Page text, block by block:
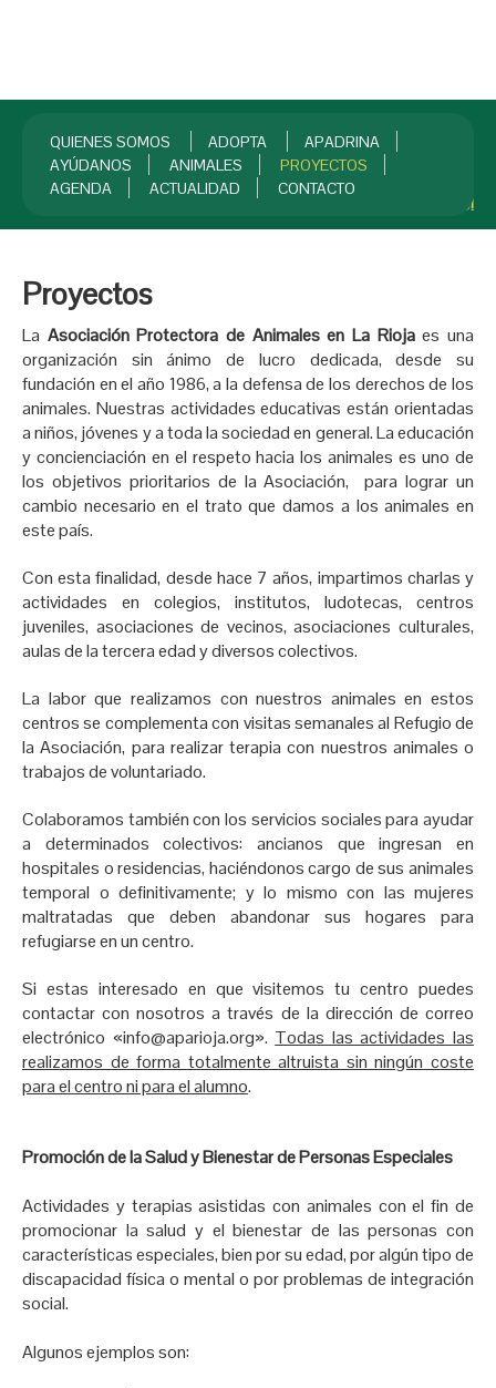
¡HAZTE SOCIO!
QUIENES SOMOS ADOPTA
APADRINA
AYÚDANOS
ANIMALES
PROYECTOS
AGENDA
ACTUALIDAD CONTACTO
Proyectos
La Asociación Protectora de Animales en La Riojaes una
organización sin ánimo de lucro dedicada, desde su
fundación en el año 1986, a la defensa de los derechos de los
animales. Nuestras actividades educativas están orientadas
a niños, jóvenes y a toda la sociedad en general. La educación
y concienciación en el respeto hacia los animales es uno de
los objetivos prioritarios de la Asociación, para lograr un
cambio necesario en el trato que damos a los animales en
este país.
Con esta finalidad, desde hace 7 años, impartimos charlas y
actividades en colegios, institutos, ludotecas, centros
juveniles, asociaciones de vecinos, asociaciones culturales,
aulas de la tercera edad y diversos colectivos.
La labor que realizamos con nuestros animales en estos
centros se complementa con visitas semanales al Refugio de
la Asociación, para realizar terapia con nuestros animales o
trabajos de voluntariado.
Colaboramos también con los servicios sociales para ayudar
a determinados colectivos: ancianos que ingresan en
hospitales o residencias, haciéndonos cargo de sus animales
temporal o definitivamente; y lo mismo con las mujeres
maltratadas que deben abandonar sus hogares para
refugiarse en un centro.
Si estas interesado en que visitemos tu centro puedes
contactar con nosotros a través de la dirección de correo
electrónico «info@aparioja.org». Todas las actividades las
realizamos de forma totalmente altruista sin ningún coste
para el centro ni para el alumno.
Promoción de la Salud y Bienestar de Personas Especiales
Actividades y terapias asistidas con animales con el fin de
promocionar la salud y el bienestar de las personas con
características especiales, bien por su edad, por algún tipo de
discapacidad física o mental o por problemas de integración
social.
Algunos ejemplos son: